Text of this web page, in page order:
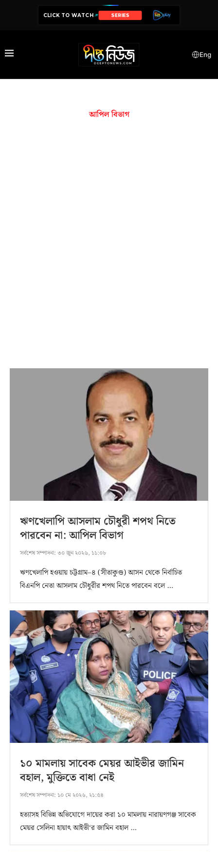
CLICK TO WATCH SERIES
Eng
আপিল বিভাগ
ঋণখেলাপি আসলাম চৌধুরী শপথ নিতে
পারবেন না: আপিল বিভাগ
সর্বশেষ সম্পাদনা: ৩০ জুন ২০২৬, ১১:০৮
ঋণখেলাপি হওয়ায় চট্টগ্রাম–৪ (সীতাকুণ্ড) আসন থেকে নির্বাচিত
বিএনপি নেতা আসলাম চৌধুরীর শপথ নিতে পারবেন বলে …
১০ মামলায় সাবেক মেয়র আইভীর জামিন
বহাল, মুক্তিতে বাধা নেই
সর্বশেষ সম্পাদনা: ১০ মে ২০২৬, ২১:৫৪
হত্যাসহ বিভিন্ন অভিযোগে দায়ের করা ১০ মামলায় নারায়ণগঞ্জ সাবেক
মেয়র সেলিনা হায়াৎ আইভী‘র জামিন বহাল …